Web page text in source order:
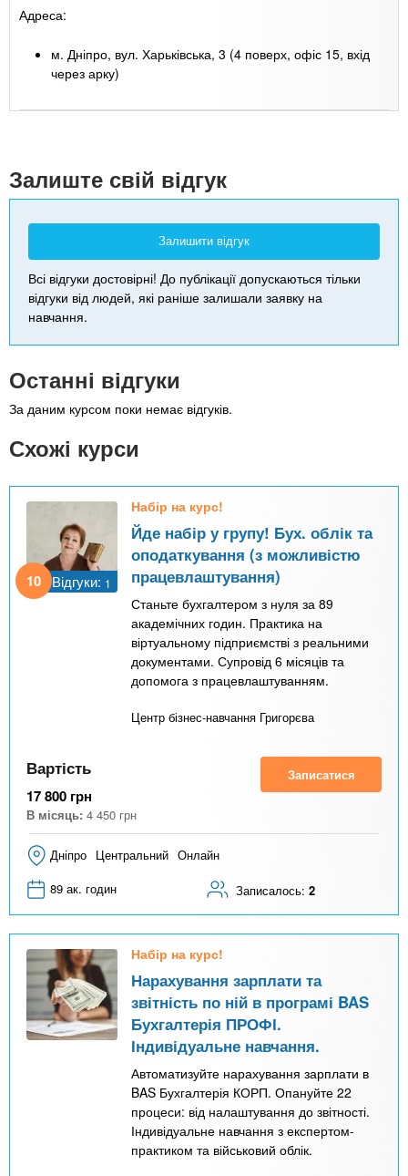
Адреса:
м. Дніпро, вул. Харьківська, 3 (4 поверх, офіс 15, вхід
через арку)
Залиште свій відгук
Залишити відгук
Всі відгуки достовірні! До публікації допускаються тільки
відгуки від людей, які раніше залишали заявку на
навчання.
Останні відгуки
За даним курсом поки немає відгуків.
Схожі курси
10 Відгуки: 1
Набір на курс!
Йде набір у групу! Бух. облік та
оподаткування (з можливістю
працевлаштування)
Станьте бухгалтером з нуля за 89
академічних годин. Практика на
віртуальному підприємстві з реальними
документами. Супровід 6 місяців та
допомога з працевлаштуванням.
Центр бізнес-навчання Григорєва
Вартість
17 800 грн
В місяць: 4 450 грн
Записатися
Дніпро Центральний Онлайн
89 ак. годин
Записалось: 2
Набір на курс!
Нарахування зарплати та
звітність по ній в програмі BAS
Бухгалтерія ПРОФІ.
Індивідуальне навчання.
Автоматизуйте нарахування зарплати в
BAS Бухгалтерія КОРП. Опануйте 22
процеси: від налаштування до звітності.
Індивідуальне навчання з експертом-
практиком та військовий облік.